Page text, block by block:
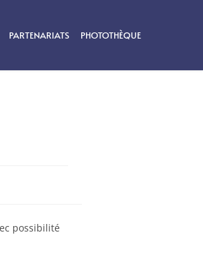
PARTENARIATS PHOTOTHÈQUE
possibilité